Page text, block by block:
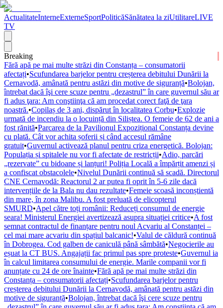
ActualitateInterneExterneSportPoliticăSănătatea la ziUtilitareLIVE
TV
Breaking
Fără apă pe mai multe străzi din Constanța – consumatorii
afectați•Scufundarea barjelor pentru creșterea debitului Dunării la
Cernavodă, amânată pentru astăzi din motive de siguranță•Bolojan,
întrebat dacă îşi cere scuze pentru „dezastrul” în care guvernul său ar
fi adus ţara: Am conştiinţa că am procedat corect faţă de ţara
noastră.•Copilaș de 3 ani, dispărut în localitatea Corbu•Explozie
urmată de incendiu la o locuință din Siliștea. O femeie de 62 de ani a
fost rănită•Parcarea de la Pavilionul Expozițional Constanța devine
cu plată. Cât vor achita șoferii și când accesul rămâne
gratuit•Guvernul activează planul pentru criza energetică. Bolojan:
Populația și spitalele nu vor fi afectate de restricții•Adio, parcări
„rezervate” cu bidoane și lanțuri! Poliția Locală a împărțit amenzi și
a confiscat obstacolele•Nivelul Dunării continuă să scadă. Directorul
CNE Cernavodă: Reactorul 2 ar putea fi oprit în 5-6 zile dacă
intervențiile de la Bala nu dau rezultate•Femeie scoasă inconștientă
din mare, în zona Malibu. A fost preluată de elicopterul
SMURD•Apel către toți românii: Reduceți consumul de energie
seara! Ministerul Energiei avertizează asupra situației critice•A fost
semnat contractul de finanțare pentru noul Acvariu al Constanței –
cel mai mare acvariu din spațiul balcanic!•Valul de căldură continuă
în Dobrogea. Cod galben de caniculă până sâmbătă•Negocierile au
eșuat la CT BUS. Angajații fac primul pas spre proteste•Guvernul ia
în calcul limitarea consumului de energie. Marile companii vor fi
anunțate cu 24 de ore înainte•Fără apă pe mai multe străzi din
Constanța – consumatorii afectați•Scufundarea barjelor pentru
creșterea debitului Dunării la Cernavodă, amânată pentru astăzi din
motive de siguranță•Bolojan, întrebat dacă îşi cere scuze pentru